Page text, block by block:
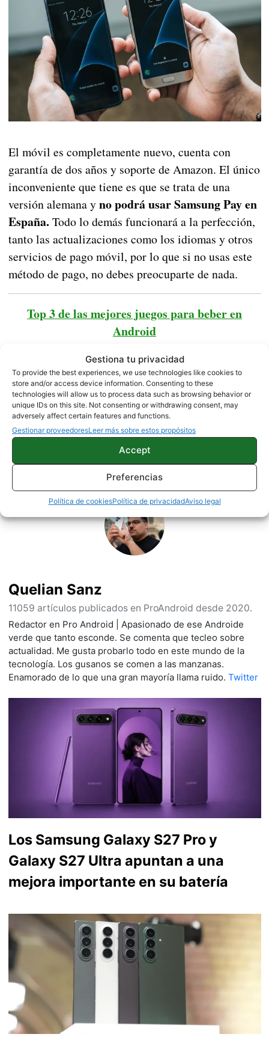
Gestiona tu privacidad
To provide the best experiences, we use technologies like cookies to
store and/or access device information. Consenting to these
technologies will allow us to process data such as browsing behavior or
unique IDs on this site. Not consenting or withdrawing consent, may
adversely affect certain features and functions.
Gestionar proveedoresLeer más sobre estos propósitos
Accept
Preferencias
Política de cookiesPolítica de privacidadAviso legal
El móvil es completamente nuevo, cuenta con
garantía de dos años y soporte de Amazon. El único
inconveniente que tiene es que se trata de una
versión alemana yno podrá usar Samsung Pay en
España. Todo lo demás funcionará a la perfección,
tanto las actualizaciones como los idiomas y otros
servicios de pago móvil, por lo que si no usas este
método de pago, no debes preocuparte de nada.
Top 3 de las mejores juegos para beber en
Android
Samsung Galaxy S7 |Amazon
NOTICIAS SAMSUNG
Sobre este autor
Quelian Sanz
11059 artículos publicados en ProAndroid desde 2020.
Redactor en Pro Android | Apasionado de ese Androide
verde que tanto esconde. Se comenta que tecleo sobre
actualidad. Me gusta probarlo todo en este mundo de la
tecnología. Los gusanos se comen a las manzanas.
Enamorado de lo que una gran mayoría llama ruido. Twitter
Los Samsung Galaxy S27 Pro y
Galaxy S27 Ultra apuntan a una
mejora importante en su batería